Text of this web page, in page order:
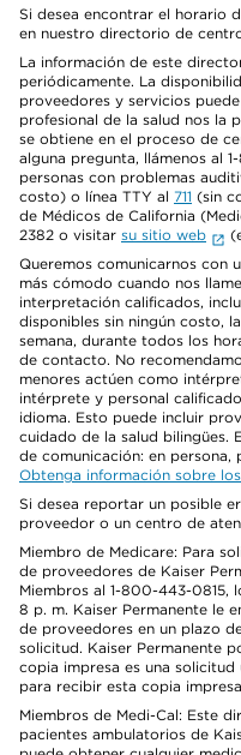
Si desea encontrar el horario
en nuestro directorio de
La información de este
periódicamente. La
proveedores y servicios
profesional de la salud nos la
se obtiene en el proceso de
alguna pregunta, llámenos al
personas con problemas
costo) o línea TTY al 711 (sin
de Médicos de California
2382 o visitar su sitio web
Queremos comunicarnos con
más cómodo cuando nos
interpretación calificados,
disponibles sin ningún costo,
semana, durante todos los
de contacto. No
menores actúen como
intérprete y personal
idioma. Esto puede incluir
cuidado de la salud bilingües.
de comunicación: en
Obtenga información sobre
Si desea reportar un posible
proveedor o un centro de
Miembro de Medicare: Para
de proveedores de Kaiser
Miembros al 1-800-443-0815,
8 p. m. Kaiser Permanente le
de proveedores en un plazo
solicitud. Kaiser Permanente
copia impresa es una
para recibir esta copia
Miembros de Medi-Cal: Este
pacientes ambulatorios de